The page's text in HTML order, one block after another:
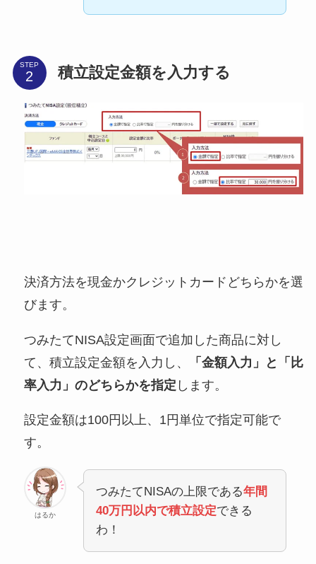
STEP 積立設定金額を入力する
決済方法を現金かクレジットカードどちらかを選
びます。
つみたてNISA設定画面で追加した商品に対し
て、積立設定金額を入力し、
「金額入力」と「比
率入力」のどちらかを指定 します。
設定金額は100円以上、1円単位で指定可能で
す。
はるか
つみたてNISAの上限である年間
40万円以内で積立設定できる
わ！